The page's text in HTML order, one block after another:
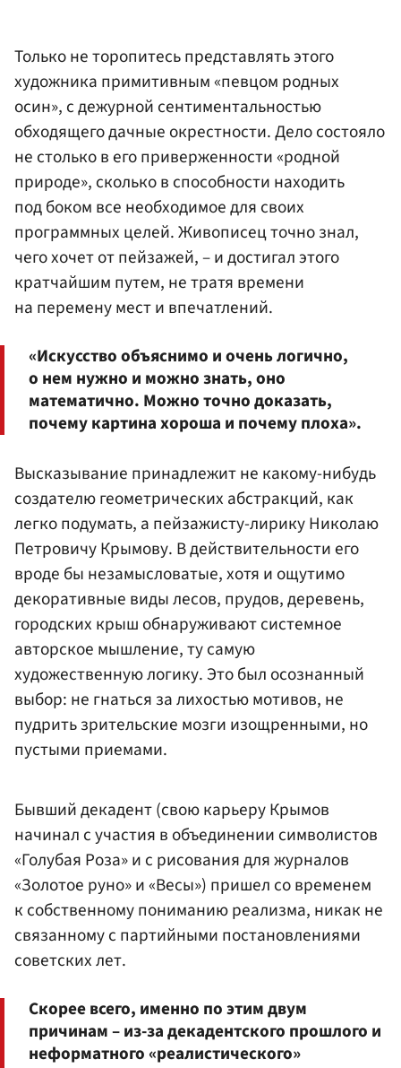
Только не торопитесь представлять этого
художника примитивным «певцом родных
осин», с дежурной сентиментальностью
обходящего дачные окрестности. Дело состояло
не столько в его приверженности «родной
природе», сколько в способности находить
под боком все необходимое для своих
программных целей. Живописец точно знал,
чего хочет от пейзажей, – и достигал этого
кратчайшим путем, не тратя времени
на перемену мест и впечатлений.
«Искусство объяснимо и очень логично,
о нем нужно и можно знать, оно
математично. Можно точно доказать,
почему картина хороша и почему плоха».
Высказывание принадлежит не какому-нибудь
создателю геометрических абстракций, как
легко подумать, а пейзажисту-лирику Николаю
Петровичу Крымову. В действительности его
вроде бы незамысловатые, хотя и ощутимо
декоративные виды лесов, прудов, деревень,
городских крыш обнаруживают системное
авторское мышление, ту самую
художественную логику. Это был осознанный
выбор: не гнаться за лихостью мотивов, не
пудрить зрительские мозги изощренными, но
пустыми приемами.
Бывший декадент (свою карьеру Крымов
начинал с участия в объединении символистов
«Голубая Роза» и с рисования для журналов
«Золотое руно» и «Весы») пришел со временем
к собственному пониманию реализма, никак не
связанному с партийными постановлениями
советских лет.
Скорее всего, именно по этим двум
причинам – из-за декадентского прошлого и
неформатного «реалистического»